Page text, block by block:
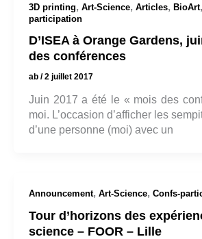
3D printing, Art-Science, Articles, BioArt,
participation
D’ISEA à Orange Gardens,
des conférences
ab /2 juillet 2017
Juin 2017 a été le « mois des
moi. L’occasion d’afficher les
d’une personne (moi) avec un
Announcement, Art-Science, Confs-
Tour d’horizons des
science – FOOR – Lille